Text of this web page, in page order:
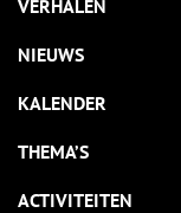
VERHALEN
NIEUWS
KALENDER
THEMA’S
ACTIVITEITEN